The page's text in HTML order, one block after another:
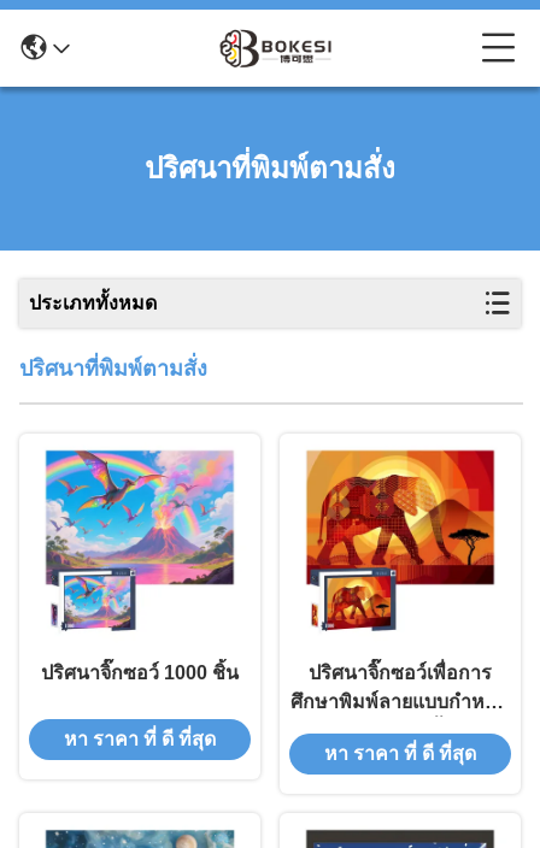
ปริศนาที่พิมพ์ตามสั่ง
ประเภททั้งหมด
ปริศนาที่พิมพ์ตามสั่ง
ปริศนาจิ๊กซอว์ 1000 ชิ้น
หา ราคา ที่ ดี ที่สุด
ปริศนาจิ๊กซอว์เพื่อการ
ศึกษาพิมพ์ลายแบบกำหนด
เอง 1000 ชิ้น
หา ราคา ที่ ดี ที่สุด